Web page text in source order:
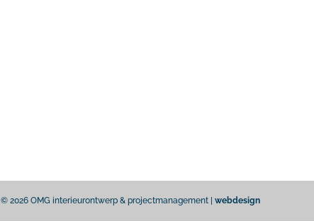
© 2026 OMG interieurontwerp & projectmanagement | webdesign